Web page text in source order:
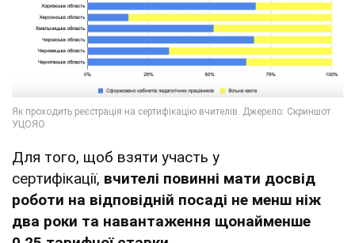
Для того, щоб взяти участь у
сертифікації, вчителі повинні мати досвід
роботи на відповідній посаді не менш ніж
два роки та навантаження щонайменше